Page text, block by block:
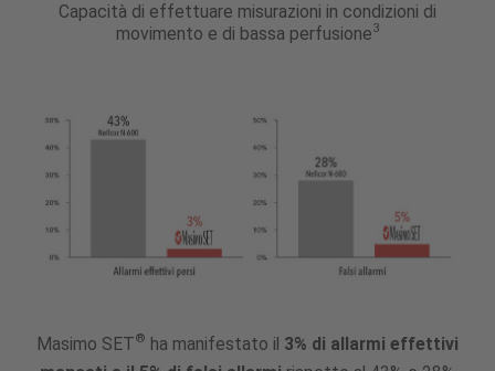
Capacità di effettuare misurazioni in condizioni di
movimento e di bassa perfusione3
Masimo SET® ha manifestato il 3% di allarmi effettivi